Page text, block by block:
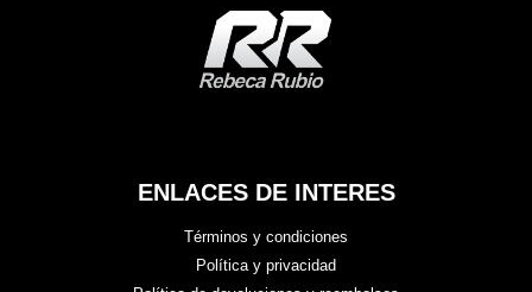
ENLACES DE INTERES
Términos y condiciones
Política y privacidad